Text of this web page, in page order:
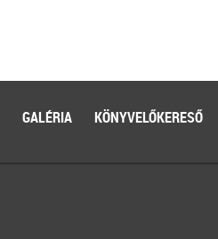
GALÉRIA KÖNYVELŐKERESŐ